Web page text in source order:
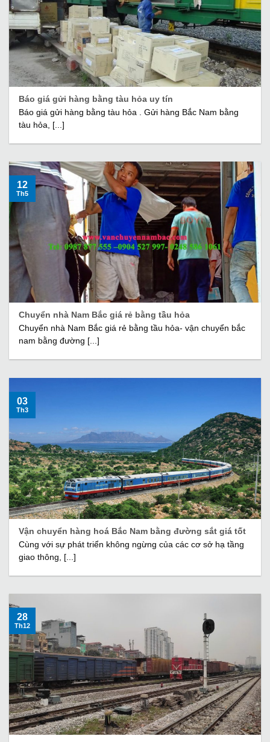
Báo giá gửi hàng bằng tàu hỏa uy tín
Báo giá gửi hàng bằng tàu hỏa . Gửi hàng Bắc Nam bằng
tàu hỏa, [...]
Chuyển nhà Nam Bắc giá rẻ bằng tầu hỏa
Chuyển nhà Nam Bắc giá rẻ bằng tầu hỏa- vận chuyển bắc
nam bằng đường [...]
12
Th5
Vận chuyển hàng hoá Bắc Nam bằng đường sắt giá tốt
Cùng với sự phát triển không ngừng của các cơ sở hạ tầng
giao thông, [...]
03
Th3
28
Th12